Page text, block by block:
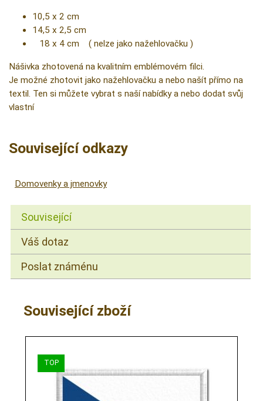
10,5 x 2 cm
14,5 x 2,5 cm
18 x 4 cm ( nelze jako nažehlovačku )
Nášivka zhotovená na kvalitním emblémovém filci.
Je možné zhotovit jako nažehlovačku a nebo našít přímo na
textil. Ten si můžete vybrat s naší nabídky a nebo dodat svůj
vlastní
Související odkazy
Domovenky a jmenovky
Související
Váš dotaz
Poslat známénu
Související zboží